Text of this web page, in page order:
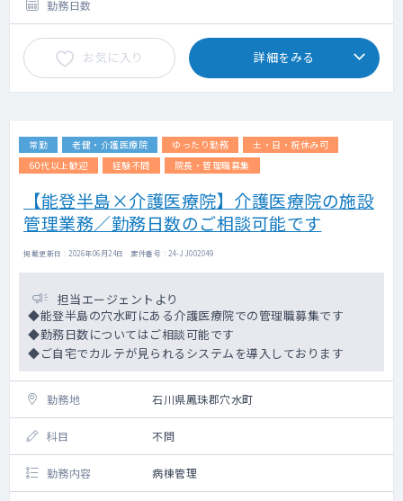
勤務日数
お気に入り 詳細をみる
常勤 老健・介護医療院 ゆったり勤務
土・日・祝休み可
60代以上歓迎
経験不問 院長・管理職募集
【能登半島×介護医療院】介護医療院の施設
管理業務／勤務日数のご相談可能です
掲載更新日 : 2026年06月24日 案件番号 : 24-JJ002049
担当エージェントより
◆能登半島の穴水町にある介護医療院での管理職募集です
◆勤務日数についてはご相談可能です
◆ご自宅でカルテが見られるシステムを導入しております
勤務地 石川県鳳珠郡穴水町
科目 不問
勤務内容 病棟管理